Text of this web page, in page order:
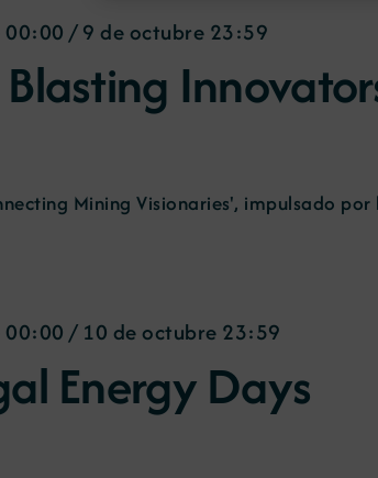
00:00 /9 de octubre 23:59
Mining Visionaries', impulsado
Energy Days
00:00 / 10 de octubre 23:59